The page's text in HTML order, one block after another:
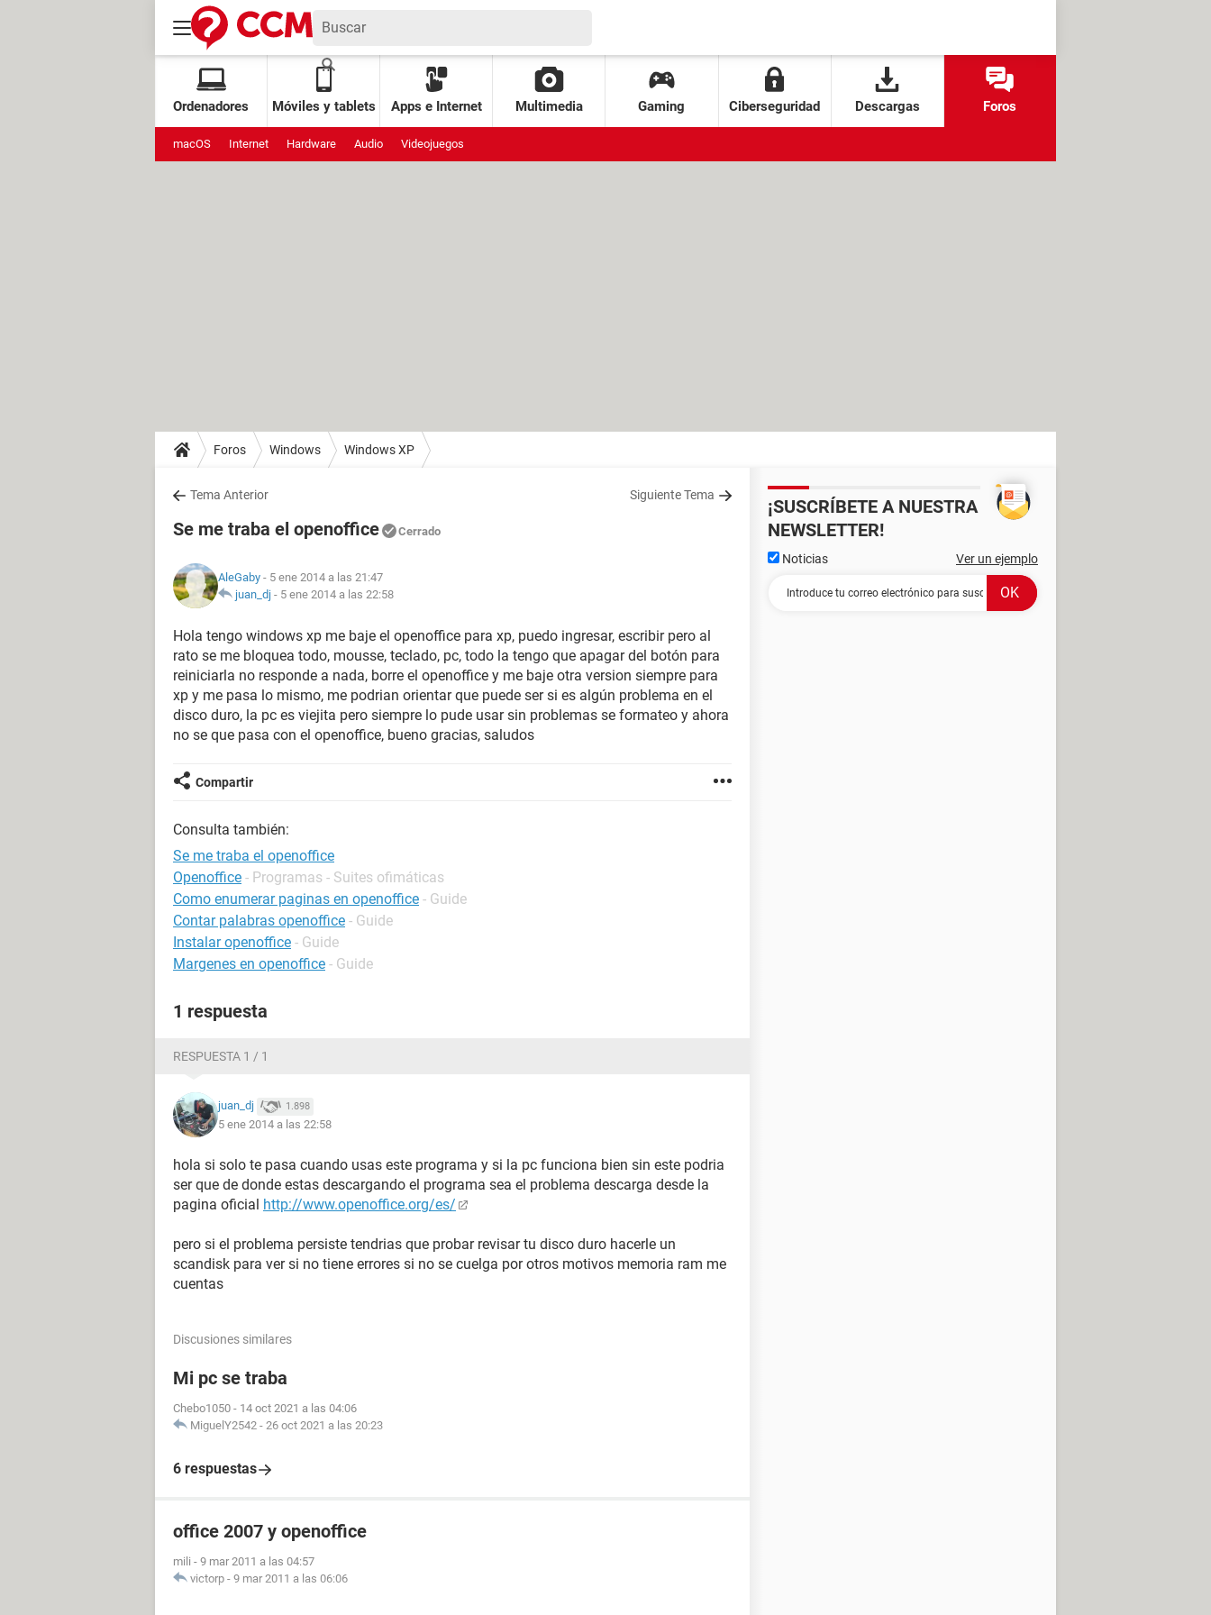
Ordenadores Móviles y tablets Apps e Internet Multimedia Gaming Ciberseguridad Descargas Foros
macOS Internet Hardware Audio Videojuegos
Foros Windows Windows XP
Tema Anterior Siguiente Tema
Se me traba el openoffice Cerrado
AleGaby - 5 ene 2014 a las 21:47
juan_dj - 5 ene 2014 a las 22:58
Hola tengo windows xp me baje el openoffice para xp, puedo ingresar, escribir pero al
rato se me bloquea todo, mousse, teclado, pc, todo la tengo que apagar del botón para
reiniciarla no responde a nada, borre el openoffice y me baje otra version siempre para
xp y me pasa lo mismo, me podrian orientar que puede ser si es algún problema en el
disco duro, la pc es viejita pero siempre lo pude usar sin problemas se formateo y ahora
no se que pasa con el openoffice, bueno gracias, saludos
Compartir
Consulta también:
Se me traba el openoffice
Openoffice - Programas - Suites ofimáticas
Como enumerar paginas en openoffice - Guide
Contar palabras openoffice - Guide
Instalar openoffice - Guide
Margenes en openoffice - Guide
1 respuesta
RESPUESTA 1 / 1
juan_dj 1.898
5 ene 2014 a las 22:58
hola si solo te pasa cuando usas este programa y si la pc funciona bien sin este podria
ser que de donde estas descargando el programa sea el problema descarga desde la
pagina oficial http://www.openoffice.org/es/
pero si el problema persiste tendrias que probar revisar tu disco duro hacerle un
scandisk para ver si no tiene errores si no se cuelga por otros motivos memoria ram me
cuentas
Discusiones similares
Mi pc se traba
Chebo1050 - 14 oct 2021 a las 04:06
MiguelY2542 - 26 oct 2021 a las 20:23
6 respuestas
office 2007 y openoffice
mili - 9 mar 2011 a las 04:57
victorp - 9 mar 2011 a las 06:06
¡SUSCRÍBETE A NUESTRA
NEWSLETTER!
Noticias Ver un ejemplo